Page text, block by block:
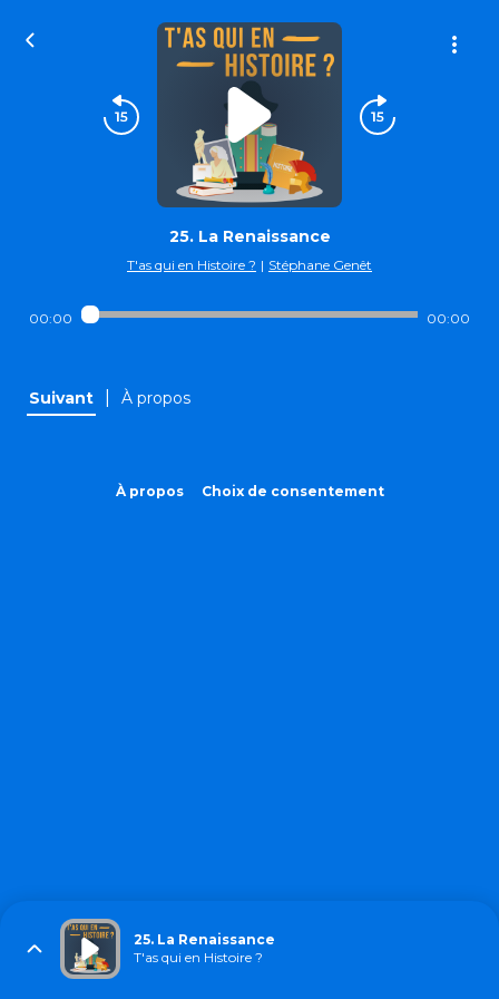
25. La Renaissance
T'as qui en Histoire ? | Stéphane Genêt
00:00 00:00
Suivant À propos
À propos Choix de consentement
25. La Renaissance
T'as qui en Histoire ?